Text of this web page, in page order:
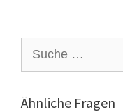
nach:
Ähnliche Fragen